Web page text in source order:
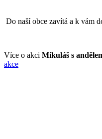
Do naší obce zavítá a k vám
Více o akci Mikuláš s
akce